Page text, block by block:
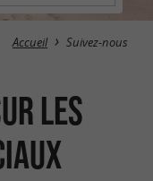
Accueil Suivez-nous
les